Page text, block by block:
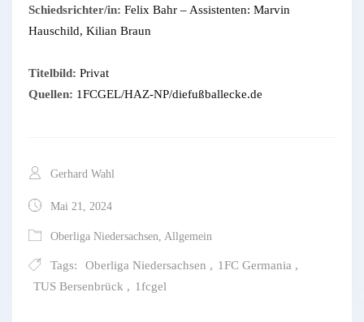
Schiedsrichter/in: Felix Bahr – Assistenten: Marvin
Hauschild, Kilian Braun
Titelbild: Privat
Quellen: 1FCGEL/HAZ-NP/diefußballecke.de
Gerhard Wahl
Mai 21, 2024
Oberliga Niedersachsen Allgemein
Tags: Oberliga Niedersachsen , 1FC Germania ,
TUS Bersenbrück , 1fcgel